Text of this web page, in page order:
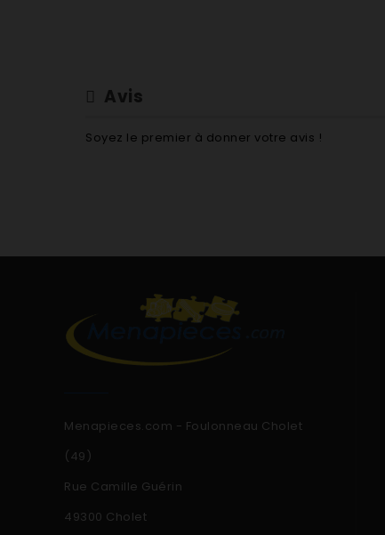
Avis
Soyez le premier à donner votre avis !
Menapieces.com - Foulonneau Cholet
(49)
Rue Camille Guérin
49300 Cholet